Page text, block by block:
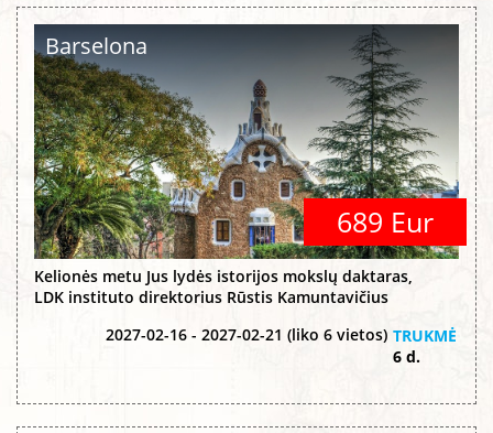
Barselona
689 Eur
Kelionės metu Jus lydės istorijos mokslų daktaras,
LDK instituto direktorius Rūstis Kamuntavičius
2027-02-16 - 2027-02-21 (liko 6 vietos) TRUKMĖ
6 d.